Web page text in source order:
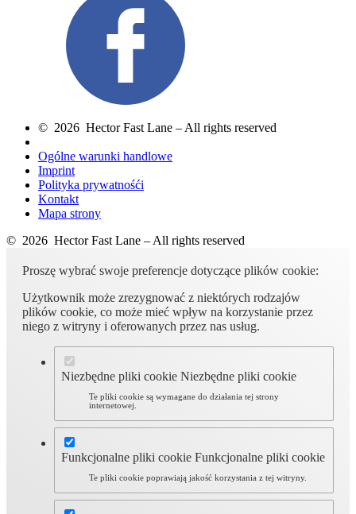
© 2026 Hector Fast Lane – All rights reserved
Ogólne warunki handlowe
Imprint
Polityka prywatnośći
Kontakt
Mapa strony
© 2026 Hector Fast Lane – All rights reserved
Proszę wybrać swoje preferencje dotyczące plików cookie:
Użytkownik może zrezygnować z niektórych rodzajów
plików cookie, co może mieć wpływ na korzystanie przez
niego z witryny i oferowanych przez nas usług.
Niezbędne pliki cookie Niezbędne pliki cookie
Te pliki cookie są wymagane do działania tej strony
internetowej.
Funkcjonalne pliki cookie Funkcjonalne pliki cookie
Te pliki cookie poprawiają jakość korzystania z tej witryny.